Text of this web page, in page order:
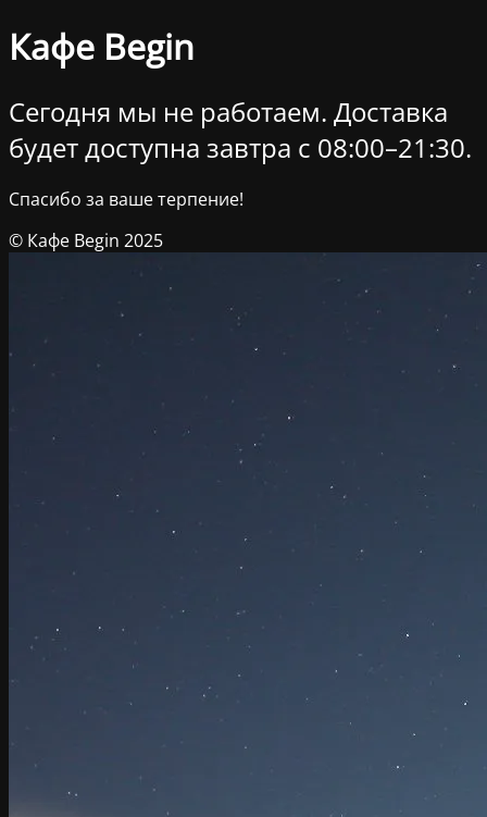
Кафе Begin
Сегодня мы не работаем. Доставка
будет доступна завтра c 08:00–21:30.
Спасибо за ваше терпение!
© Кафе Begin 2025